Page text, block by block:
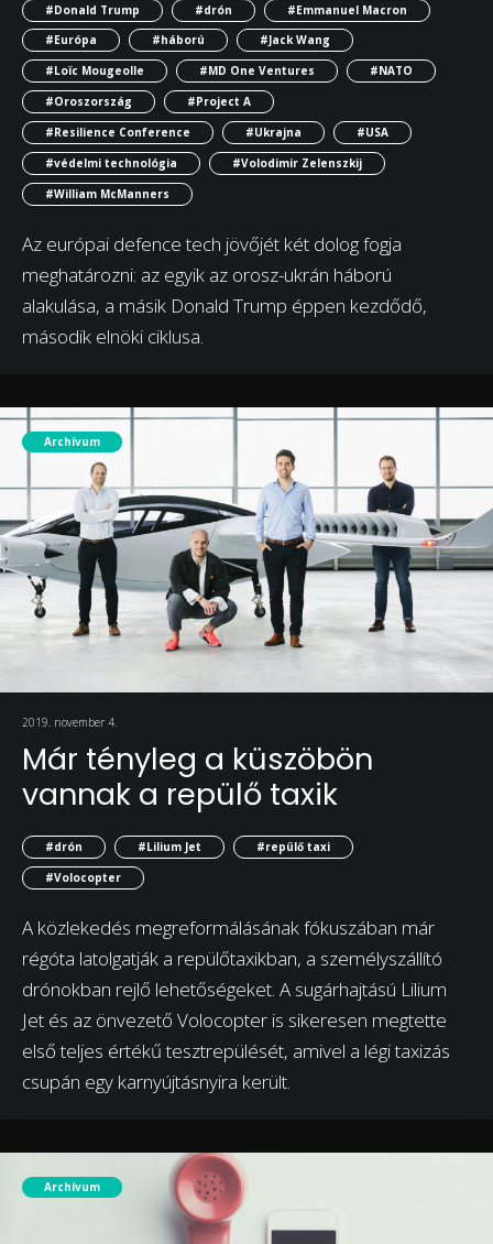
#Donald Trump
#drón
#Emmanuel Macron
#Európa
#háború
#Jack Wang
#Loïc Mougeolle
#MD One Ventures
#NATO
#Oroszország
#Project A
#Resilience Conference
#Ukrajna
#USA
#védelmi technológia
#Volodimir Zelenszkij
#William McManners
Az európai defence tech jövőjét két dolog fogja
meghatározni: az egyik az orosz-ukrán háború
alakulása, a másik Donald Trump éppen kezdődő,
második elnöki ciklusa.
Archívum
2019. november 4.
Már tényleg a küszöbön
vannak a repülő taxik
#drón #Lilium Jet
#repülő taxi
#Volocopter
A közlekedés megreformálásának fókuszában már
régóta latolgatják a repülőtaxikban, a személyszállító
drónokban rejlő lehetőségeket. A sugárhajtású Lilium
Jet és az önvezető Volocopter is sikeresen megtette
első teljes értékű tesztrepülését, amivel a légi taxizás
csupán egy karnyújtásnyira került.
Archívum